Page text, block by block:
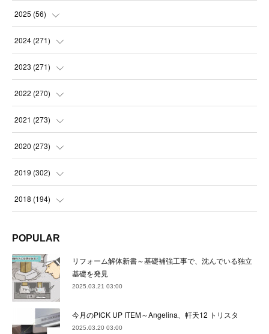
2025 (56)
(14
(21
(21
2024 (271)
(21
(22
(23
(22
(24)
22)
(22)
(22)
2023 (271)
(22
(23
(23
(21
(23 )
(24
(21
(24)
2022 (270)
(23
(23
(22
(23
(22 )
(23
(23
(22)
2021 (273)
(24
(23
(22
(23)
(23
(22)
2020 (273)
(24
(22
(22)
(24
(24)
2019 (302)
(23
(22)
(21)
(27)
2018 (194)
(17)
(32)
(36)
POPULAR
リフォーム解体新書～基礎補強工事で、沈んでいる独立
基礎を発見
2025.03.21 03:00
今月のPICK UP ITEM～Angelina、軒天12 トリスタ
2025.03.20 03:00